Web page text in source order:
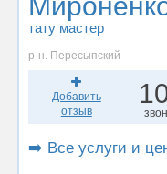
тату мастер
р-н. Пересыпский
Добавить
отзыв
➡️ Все услуги и